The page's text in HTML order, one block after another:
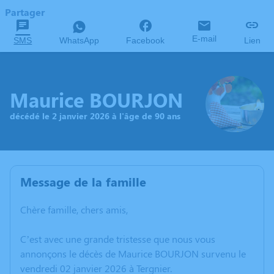
Partager
SMS WhatsApp Facebook E-mail Lien
Maurice BOURJON
décédé le 2 janvier 2026 à l'âge de 90 ans
Message de la famille
Chère famille, chers amis,
C’est avec une grande tristesse que nous vous
annonçons le décès de Maurice BOURJON survenu le
vendredi 02 janvier 2026 à Tergnier.